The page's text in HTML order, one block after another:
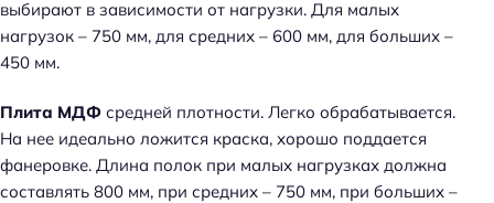
выбирают в зависимости от нагрузки. Для малых
нагрузок – 750 мм, для средних – 600 мм, для больших –
450 мм.
Плита МДФ средней плотности. Легко обрабатывается.
На нее идеально ложится краска, хорошо поддается
фанеровке. Длина полок при малых нагрузках должна
составлять 800 мм, при средних – 750 мм, при больших –